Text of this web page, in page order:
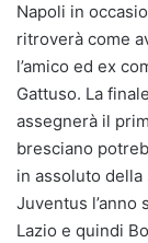
Napoli in
ritroverà come
l’amico ed ex
Gattuso. La
assegnerà il
bresciano
in assoluto
Juventus
Lazio e quindi